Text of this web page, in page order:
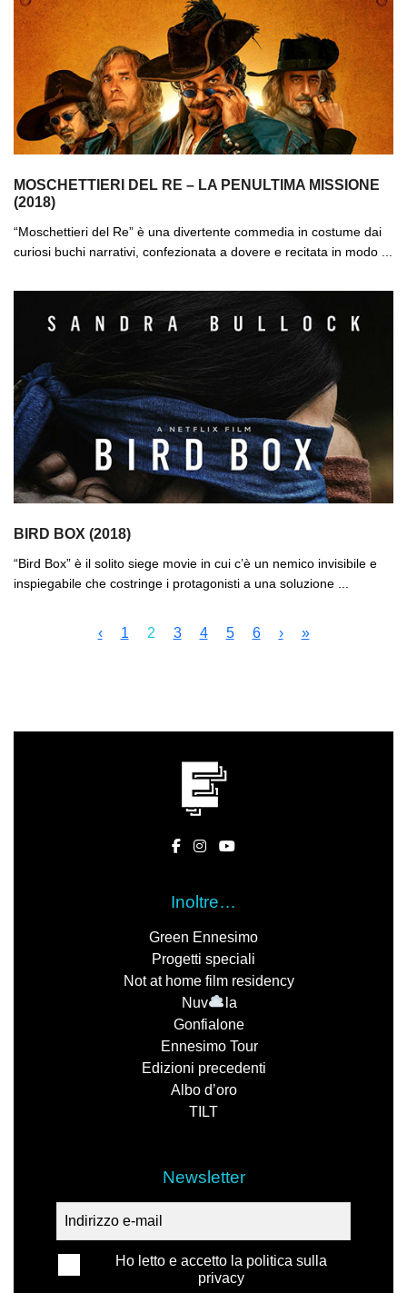
MOSCHETTIERI DEL RE – LA PENULTIMA MISSIONE
(2018)
“Moschettieri del Re” è una divertente commedia in costume dai
curiosi buchi narrativi, confezionata a dovere e recitata in modo ...
BIRD BOX (2018)
“Bird Box” è il solito siege movie in cui c’è un nemico invisibile e
inspiegabile che costringe i protagonisti a una soluzione ...
‹ 1 2 3 4 5 6 › »
Inoltre…
Green Ennesimo
Progetti speciali
Not at home film residency
Nuv
la
Gonfialone
Ennesimo Tour
Edizioni precedenti
Albo d’oro
TILT
Newsletter
Ho letto e accetto la politica sulla
privacy